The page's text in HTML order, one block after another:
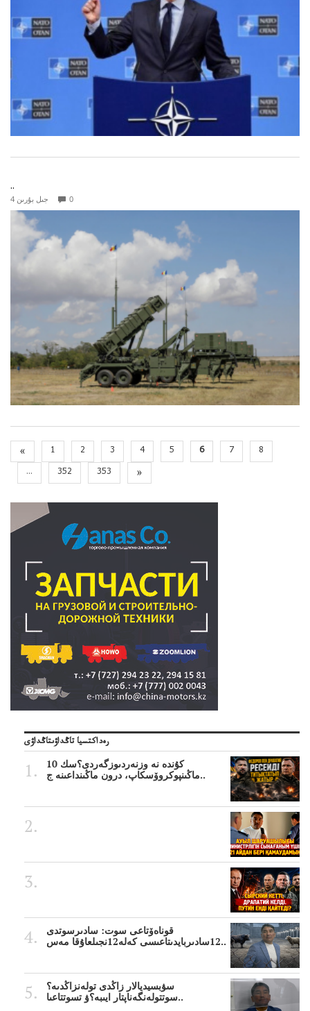
..
4 جىل بۇرىن 0
« 1 2 3 4 5 6 7
8
...
352 353 »
رەداكتسيا تاڭداۋىتاڭداۋى
10 كۇندە نە وزنەردىوزگەردى؟سك
ماڭىنپوكروۆسكاپ، درون ماڭىنداعىنە ج..
قوناەۆتاعى سوت: سادىرسوتدى
12سادىربايدىتاعىسى كەلە12نجىلعاۇقا مەس..
سۋبسيديالار زاڭدى تولەنزاڭدىە؟
سوتتولەنگەناپتار ايىبە؟ۋ تسوتتاعىا..